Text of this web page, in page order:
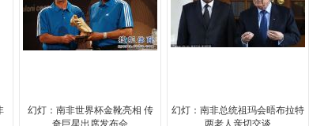
幻灯：南非世界杯金靴亮相 传
奇巨星出席发布会
幻灯：南非总统祖玛会晤布拉特
两老人亲切交谈